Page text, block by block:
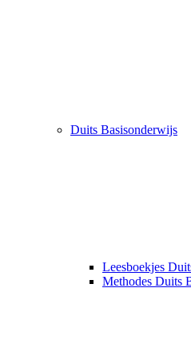
Duits Basisonderwijs
Leesboekjes
Methodes Duits